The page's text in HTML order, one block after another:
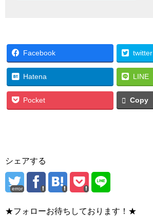
Facebook twitter
Hatena LINE
Pocket Copy
シェアする
error
★フォローお待ちしております！★